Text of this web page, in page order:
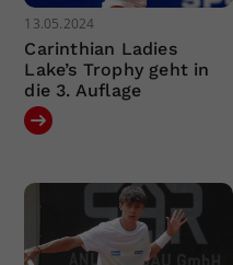
13.05.2024
Carinthian Ladies
Lake’s Trophy geht in
die 3. Auflage